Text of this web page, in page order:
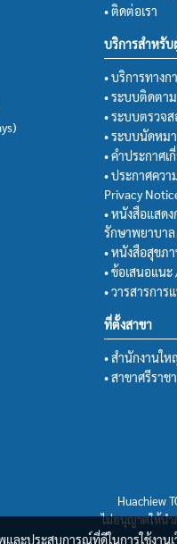
• ติดต่อเรา
บริการสำหรั
• บริการทาง
• ระบบติดตา
• ระบบตรวจ
• ระบบนัดหม
• คำประกาศ
• ประกาศคว
Privacy
• หนังสือแสด
รักษาพยาบา
• หนังสือสุขภ
• ข้อเสนอแนะ
• วารสารกา
ที่ตั้งสาขา
• สำนักงานใ
• สาขาศรีราชา
Huachiew
ไม่อนุญาตให้นำ
ละประสบการณ์ที่ดีในการใช้งา